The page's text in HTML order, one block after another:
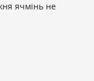
ячмінь не